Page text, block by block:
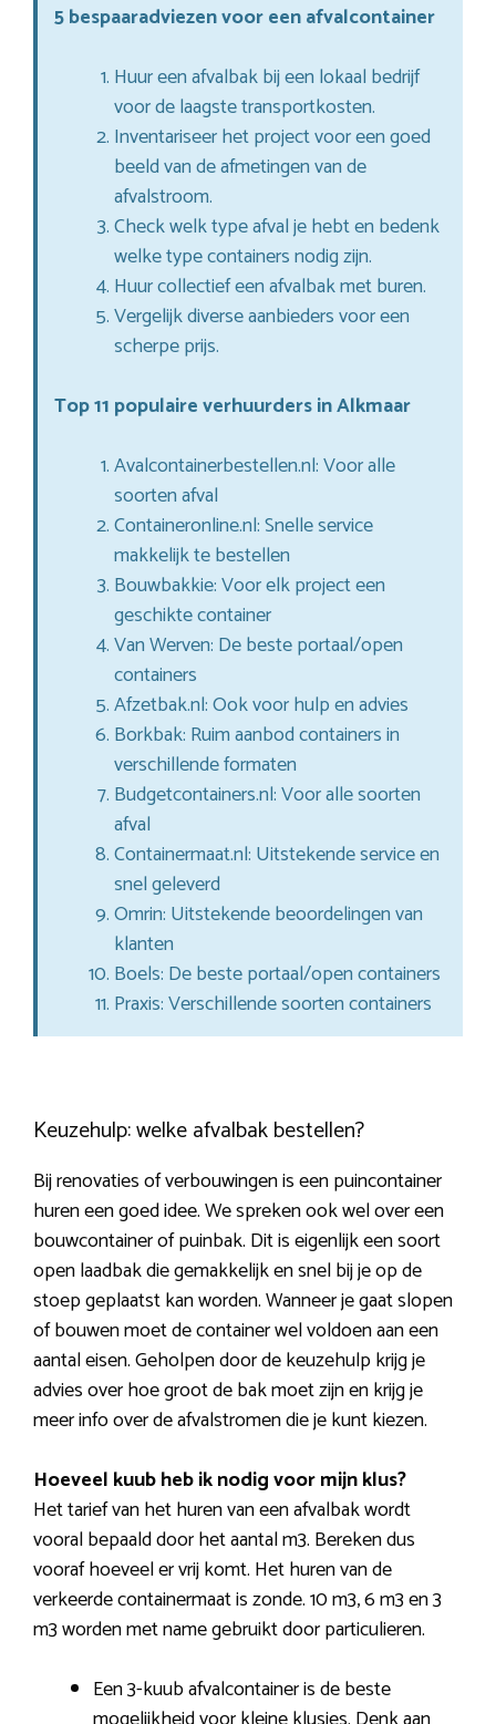
5 bespaaradviezen voor een afvalcontainer
Huur een afvalbak bij een lokaal bedrijf
voor de laagste transportkosten.
Inventariseer het project voor een goed
beeld van de afmetingen van de
afvalstroom.
Check welk type afval je hebt en bedenk
welke type containers nodig zijn.
Huur collectief een afvalbak met buren.
Vergelijk diverse aanbieders voor een
scherpe prijs.
Top 11 populaire verhuurders in Alkmaar
Avalcontainerbestellen.nl: Voor alle
soorten afval
Containeronline.nl: Snelle service
makkelijk te bestellen
Bouwbakkie: Voor elk project een
geschikte container
Van Werven: De beste portaal/open
containers
Afzetbak.nl: Ook voor hulp en advies
Borkbak: Ruim aanbod containers in
verschillende formaten
Budgetcontainers.nl: Voor alle soorten
afval
Containermaat.nl: Uitstekende service en
snel geleverd
Omrin: Uitstekende beoordelingen van
klanten
Boels: De beste portaal/open containers
Praxis: Verschillende soorten containers
Keuzehulp: welke afvalbak bestellen?
Bij renovaties of verbouwingen is een puincontainer
huren een goed idee. We spreken ook wel over een
bouwcontainer of puinbak. Dit is eigenlijk een soort
open laadbak die gemakkelijk en snel bij je op de
stoep geplaatst kan worden. Wanneer je gaat slopen
of bouwen moet de container wel voldoen aan een
aantal eisen. Geholpen door de keuzehulp krijg je
advies over hoe groot de bak moet zijn en krijg je
meer info over de afvalstromen die je kunt kiezen.
Hoeveel kuub heb ik nodig voor mijn klus?
Het tarief van het huren van een afvalbak wordt
vooral bepaald door het aantal m3. Bereken dus
vooraf hoeveel er vrij komt. Het huren van de
verkeerde containermaat is zonde. 10 m3, 6 m3 en 3
m3 worden met name gebruikt door particulieren.
Een 3-kuub afvalcontainer is de beste